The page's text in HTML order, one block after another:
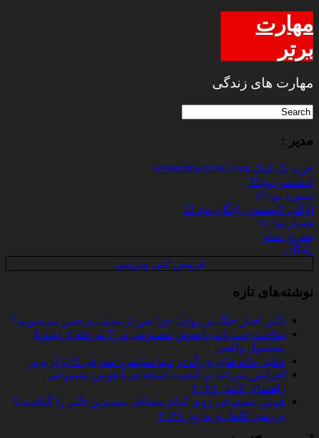
مهارت
برتر
مهارت های زندگی
مدیر :
خرید بک لینک behtarinbacklink.com
لایسنس نود32
پسورد نود 32
اوکلی لایسنس رایگان نود 32
همیار نود 32
بهترین سئو
رایگان
فروش آنتی ویروس
نوشته‌های تازه
تأثیر اخبار جنگ بر روان؛ چرا پس از مدتی بی‌حس می‌شویم؟
ساخت چت‌ بات با هوش مصنوعی در 7 مرحله از ایده تا
محصول واقعی
تحلیل داده‌ های بزرگ در دیتا ساینس: معرفی 5 ابزار برتر
افزایش سرعت و کیفیت استخدام با هوش مصنوعی |
راهنمای کامل ۲۰۲۶
هوش مصنوعی روی کدام مشاغل بیشترین تأثیر را گذاشته؟
بررسی کامل و به‌روز ۲۰۲۶